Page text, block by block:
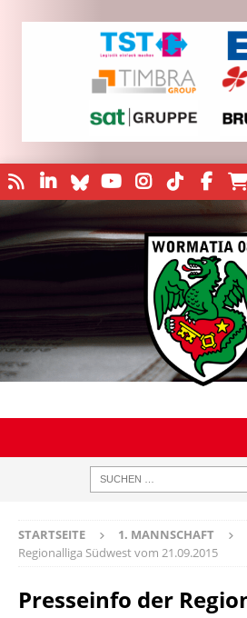
STARTSEITE 1. MANNSCHAFT
Regionalliga Südwest vom 21.09.2015
Presseinfo der